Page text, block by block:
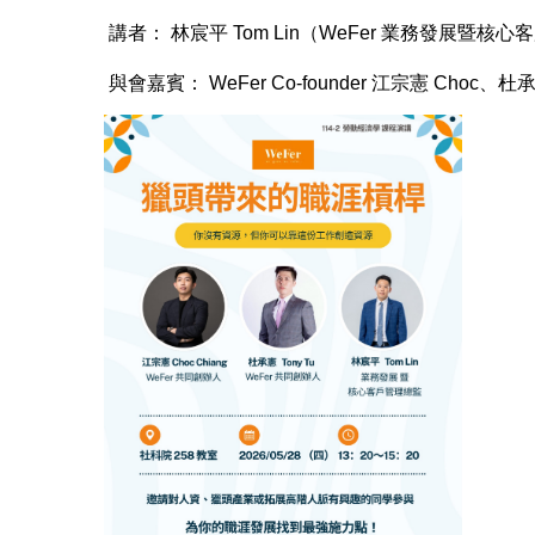
講者： 林宸平 Tom Lin（WeFer 業務發展暨核心客
與會嘉賓： WeFer Co-founder 江宗憲 Choc、杜